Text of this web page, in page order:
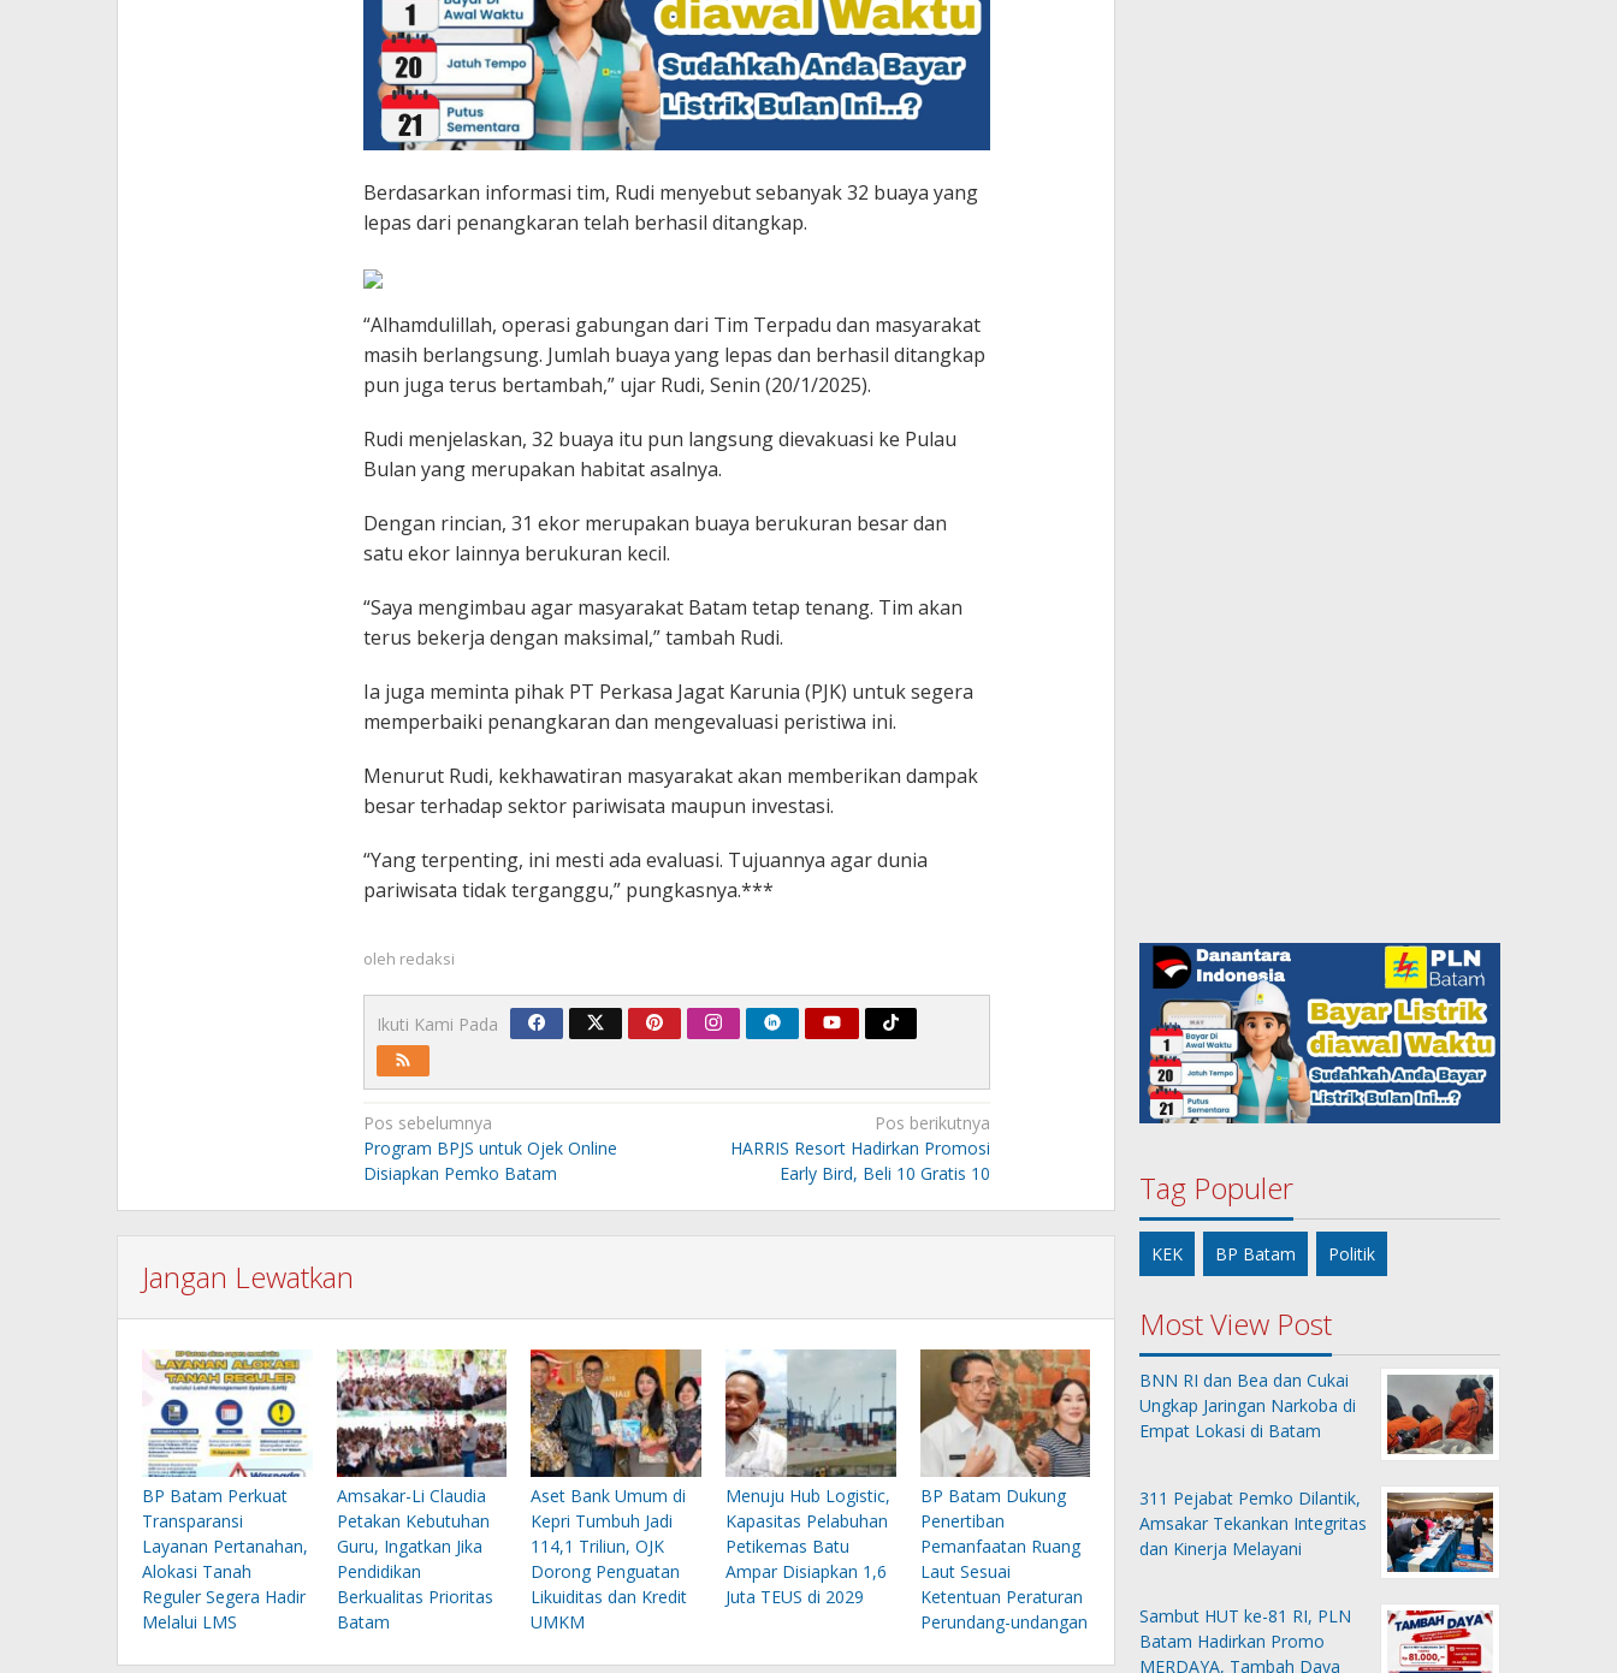
Berdasarkan informasi tim, Rudi menyebut sebanyak 32 buaya yang
lepas dari penangkaran telah berhasil ditangkap.
“Alhamdulillah, operasi gabungan dari Tim Terpadu dan masyarakat
masih berlangsung. Jumlah buaya yang lepas dan berhasil ditangkap
pun juga terus bertambah,” ujar Rudi, Senin (20/1/2025).
Rudi menjelaskan, 32 buaya itu pun langsung dievakuasi ke Pulau
Bulan yang merupakan habitat asalnya.
Dengan rincian, 31 ekor merupakan buaya berukuran besar dan
satu ekor lainnya berukuran kecil.
“Saya mengimbau agar masyarakat Batam tetap tenang. Tim akan
terus bekerja dengan maksimal,” tambah Rudi.
Ia juga meminta pihak PT Perkasa Jagat Karunia (PJK) untuk segera
memperbaiki penangkaran dan mengevaluasi peristiwa ini.
Menurut Rudi, kekhawatiran masyarakat akan memberikan dampak
besar terhadap sektor pariwisata maupun investasi.
“Yang terpenting, ini mesti ada evaluasi. Tujuannya agar dunia
pariwisata tidak terganggu,” pungkasnya.***
oleh redaksi
Ikuti Kami Pada
Navigasi
pos
Pos sebelumnya
Program BPJS untuk Ojek Online
Disiapkan Pemko Batam
Pos berikutnya
HARRIS Resort Hadirkan Promosi
Early Bird, Beli 10 Gratis 10
Jangan Lewatkan
BP Batam Perkuat
Transparansi
Layanan Pertanahan,
Alokasi Tanah
Reguler Segera Hadir
Melalui LMS
Amsakar-Li Claudia
Petakan Kebutuhan
Guru, Ingatkan Jika
Pendidikan
Berkualitas Prioritas
Batam
Aset Bank Umum di
Kepri Tumbuh Jadi
114,1 Triliun, OJK
Dorong Penguatan
Likuiditas dan Kredit
UMKM
Menuju Hub Logistic,
Kapasitas Pelabuhan
Petikemas Batu
Ampar Disiapkan 1,6
Juta TEUS di 2029
BP Batam Dukung
Penertiban
Pemanfaatan Ruang
Laut Sesuai
Ketentuan Peraturan
Perundang-undangan
Tag Populer
KEK BP Batam Politik
Most View Post
BNN RI dan Bea dan Cukai
Ungkap Jaringan Narkoba di
Empat Lokasi di Batam
311 Pejabat Pemko Dilantik,
Amsakar Tekankan Integritas
dan Kinerja Melayani
Sambut HUT ke-81 RI, PLN
Batam Hadirkan Promo
MERDAYA, Tambah Daya